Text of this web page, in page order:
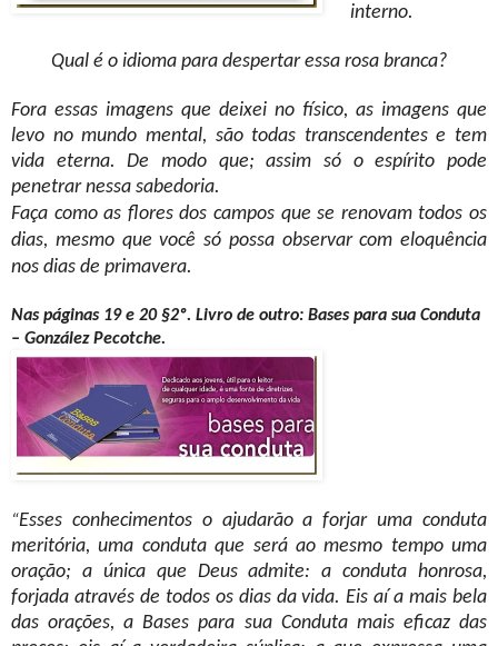
interno.
Qual é o idioma para despertar essa rosa branca?
Fora essas imagens que deixei no físico, as imagens que
levo no mundo mental, são todas transcendentes e tem
vida eterna. De modo que; assim só o espírito pode
penetrar nessa sabedoria.
Faça como as flores dos campos que se renovam todos os
dias, mesmo que você só possa observar com eloquência
nos dias de primavera.
Nas páginas 19 e 20 §2º. Livro de outro: Bases para sua Conduta
– González Pecotche.
“Esses conhecimentos o ajudarão a forjar uma conduta
meritória, uma conduta que será ao mesmo tempo uma
oração; a única que Deus admite: a conduta honrosa,
forjada através de todos os dias da vida. Eis aí a mais bela
das orações, a Bases para sua Conduta mais eficaz das